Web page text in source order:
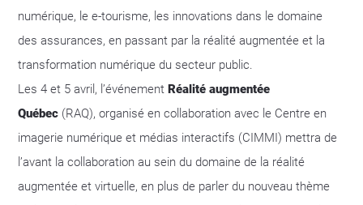
numérique, le e-tourisme, les innovations dans le domaine
des assurances, en passant par la réalité augmentée et la
transformation numérique du secteur public.
Les 4 et 5 avril, l’événementRéalité augmentée
Québec (RAQ), organisé en collaboration avec le Centre en
imagerie numérique et médias interactifs (CIMMI) mettra de
l’avant la collaboration au sein du domaine de la réalité
augmentée et virtuelle, en plus de parler du nouveau thème